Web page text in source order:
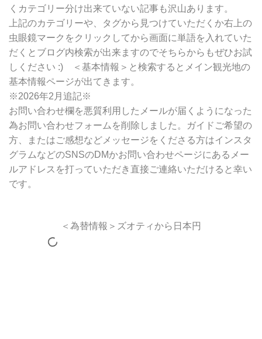
くカテゴリー分け出来ていない記事も沢山あります。
上記のカテゴリーや、タグから見つけていただくか右上の
虫眼鏡マークをクリックしてから画面に単語を入れていた
だくとブログ内検索が出来ますのでそちらからもぜひお試
しください :) ＜基本情報＞と検索するとメイン観光地の
基本情報ページが出てきます。
※2026年2月追記※
お問い合わせ欄を悪質利用したメールが届くようになった
為お問い合わせフォームを削除しました。ガイドご希望の
方、またはご感想などメッセージをくださる方はインスタ
グラムなどのSNSのDMかお問い合わせページにあるメー
ルアドレスを打っていただき直接ご連絡いただけると幸い
です。
＜為替情報＞ズオティから日本円